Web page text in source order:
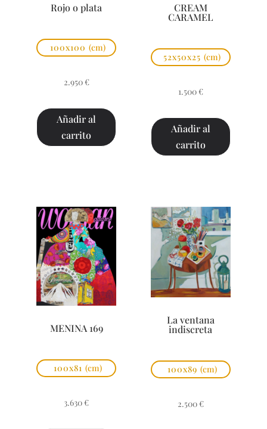
Rojo o plata
100x100 (cm)
2.950 €
Añadir al
carrito
CREAM
CARAMEL
52x50x25 (cm)
1.500 €
Añadir al
carrito
MENINA 169
100x81 (cm)
3.630 €
La ventana
indiscreta
100x89 (cm)
2.500 €